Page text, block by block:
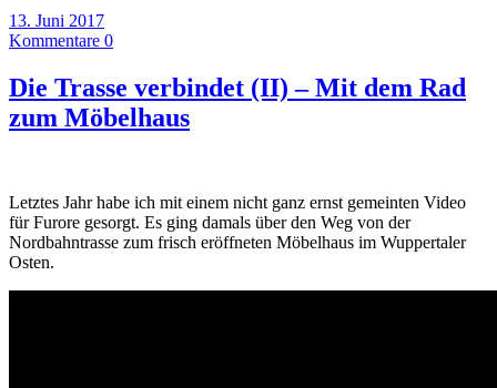
13. Juni 2017
Kommentare 0
Die Trasse verbindet (II) – Mit dem Rad
zum Möbelhaus
Letztes Jahr habe ich mit einem nicht ganz ernst gemeinten Video
für Furore gesorgt. Es ging damals über den Weg von der
Nordbahntrasse zum frisch eröffneten Möbelhaus im Wuppertaler
Osten.